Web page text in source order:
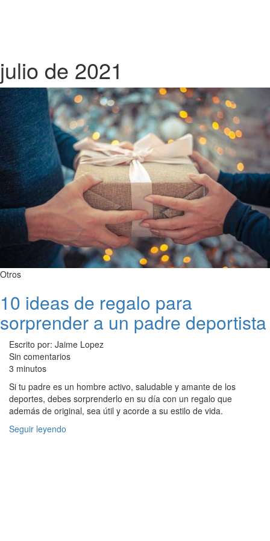
julio de 2021
Otros
10 ideas de regalo para
sorprender a un padre deportista
Escrito por: Jaime Lopez
Sin comentarios
3 minutos
Si tu padre es un hombre activo, saludable y amante de los
deportes, debes sorprenderlo en su día con un regalo que
además de original, sea útil y acorde a su estilo de vida.
Seguir leyendo